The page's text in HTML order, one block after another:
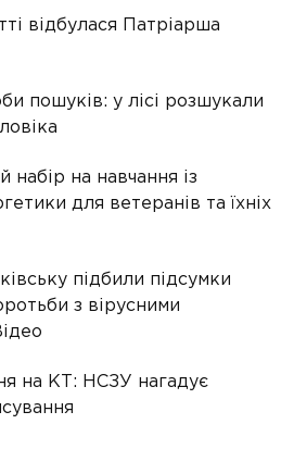
відбулася Патріарша
пошуків: у лісі розшукали
набір на навчання із
для ветеранів та їхніх
підбили підсумки
з вірусними
на КТ: НСЗУ нагадує